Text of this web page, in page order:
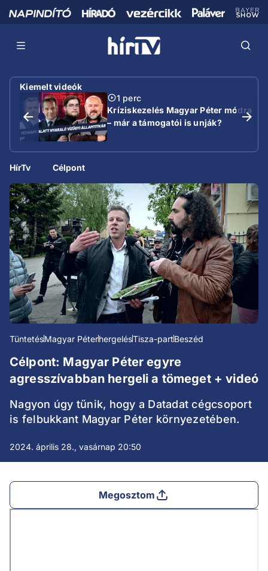
Kiemelt videók
1 perc
Kríziskezelés Magyar Péter módra
– már a támogatói is unják?
HírTv Célpont
TüntetésMagyar PéterhergelésTisza-partBeszéd
Célpont: Magyar Péter egyre
agresszívabban hergeli a tömeget + videó
Nagyon úgy tűnik, hogy a Datadat cégcsoport
is felbukkant Magyar Péter környezetében.
2024. április 28., vasárnap 20:50
Megosztom